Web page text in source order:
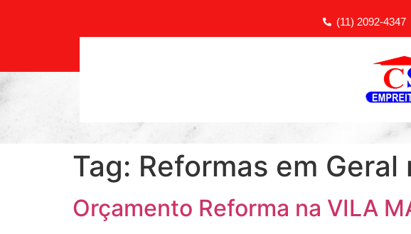
(11) 2092-4347
Tag: Reformas em Geral
Orçamento Reforma na VILA